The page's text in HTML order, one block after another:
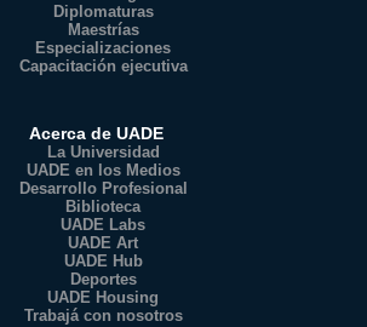
Diplomaturas
Maestrías
Especializaciones
Capacitación ejecutiva
Acerca de UADE
La Universidad
UADE en los Medios
Desarrollo Profesional
Biblioteca
UADE Labs
UADE Art
UADE Hub
Deportes
UADE Housing
Trabajá con nosotros